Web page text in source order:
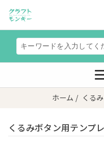
ホーム / くる
くるみボタン用テンプ